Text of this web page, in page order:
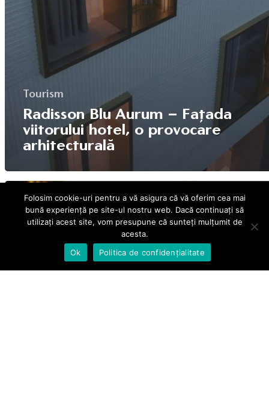
Tourism
Radisson Blu Aurum – Fațada
viitorului hotel, o provocare
arhitecturală
Folosim cookie-uri pentru a vă asigura că vă oferim cea mai
bună experiență pe site-ul nostru web. Dacă continuați să
utilizați acest site, vom presupune că sunteți mulțumit de
acesta.
Ok
Politica de confidențialitate